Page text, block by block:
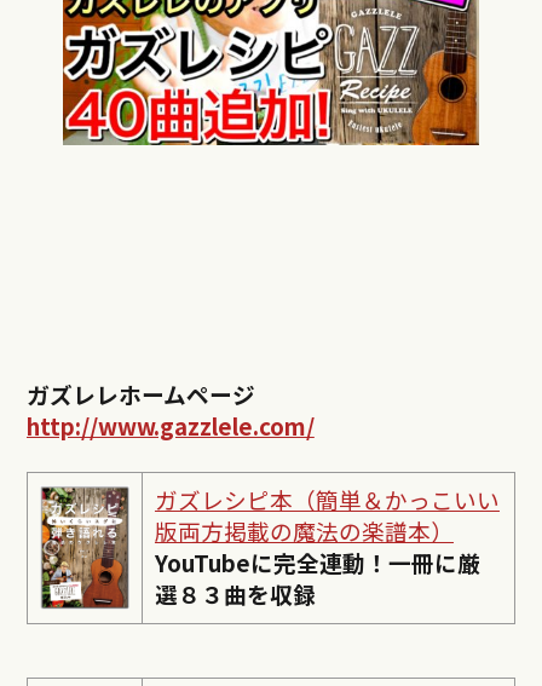
ガズレレホームページ
http://www.gazzlele.com/
ガズレシピ本（簡単＆かっこいい
版両方掲載の魔法の楽譜本）
YouTubeに完全連動！一冊に厳
選８３曲を収録